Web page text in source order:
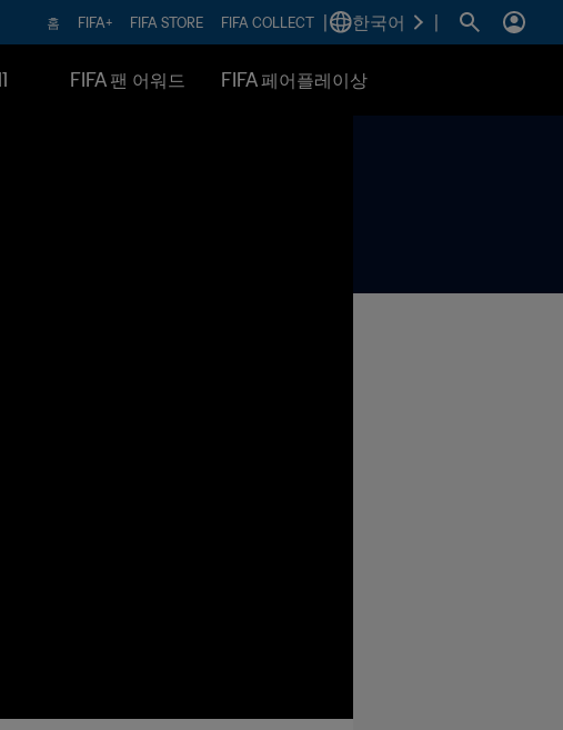
홈 FIFA+ FIFA STORE FIFA COLLECT 한국어
의 11 FIFA 팬 어워드 FIFA 페어플레이상